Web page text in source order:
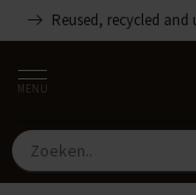
Reused, recycled and
MENU